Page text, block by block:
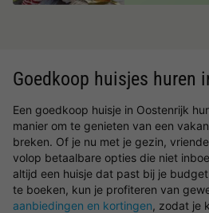
Goedkoop huisjes huren
Een goedkoop huisje in Oostenrijk
manier om te genieten van een
breken. Of je nu met je gezin,
volop betaalbare opties die niet
altijd een huisje dat past bij je
te boeken, kun je profiteren van
aanbiedingen en kortingen, zodat je